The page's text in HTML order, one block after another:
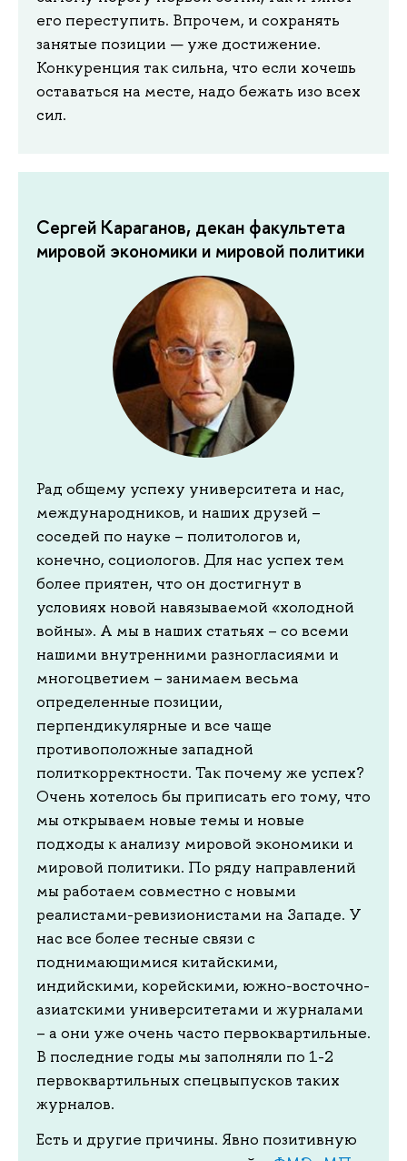
его переступить. Впрочем, и сохранять
занятые позиции — уже достижение.
Конкуренция так сильна, что если хочешь
оставаться на месте, надо бежать изо всех
сил.
Сергей Караганов, декан факультета
мировой экономики и мировой политики
Рад общему успеху университета и нас,
международников, и наших друзей –
соседей по науке – политологов и,
конечно, социологов. Для нас успех тем
более приятен, что он достигнут в
условиях новой навязываемой «холодной
войны». А мы в наших статьях – со всеми
нашими внутренними разногласиями и
многоцветием – занимаем весьма
определенные позиции,
перпендикулярные и все чаще
противоположные западной
политкорректности. Так почему же успех?
Очень хотелось бы приписать его тому, что
мы открываем новые темы и новые
подходы к анализу мировой экономики и
мировой политики. По ряду направлений
мы работаем совместно с новыми
реалистами-ревизионистами на Западе. У
нас все более тесные связи с
поднимающимися китайскими,
индийскими, корейскими, южно-восточно-
азиатскими университетами и журналами
– а они уже очень часто первоквартильные.
В последние годы мы заполняли по 1-2
первоквартильных спецвыпусков таких
журналов.
Есть и другие причины. Явно позитивную